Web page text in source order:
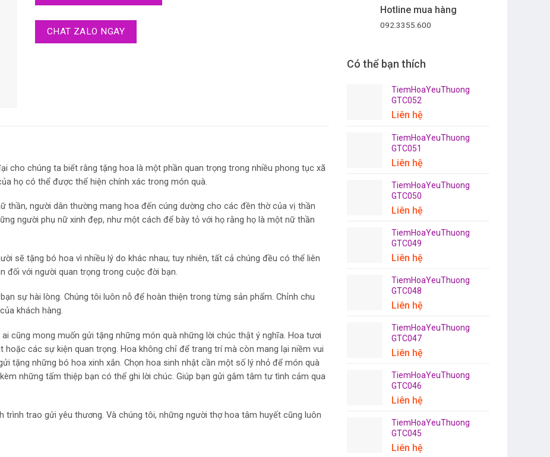
Hotline mua hàng
092.3355.600
Có thể bạn thích
TiemHoaYeuThuong
GTC052
Liên hệ
TiemHoaYeuThuong
GTC051
Liên hệ
TiemHoaYeuThuong
GTC050
Liên hệ
TiemHoaYeuThuong
GTC049
Liên hệ
TiemHoaYeuThuong
GTC048
Liên hệ
TiemHoaYeuThuong
GTC047
Liên hệ
TiemHoaYeuThuong
GTC046
Liên hệ
TiemHoaYeuThuong
GTC045
Liên hệ
CHAT ZALO NGAY
cho chúng ta biết rằng tặng hoa là một phần quan trọng trong nhiều phong tục xã
họ có thể được thể hiện chính xác trong món quà.
thần, người dân thường mang hoa đến cúng dường cho các đền thờ của vị thần
người phụ nữ xinh đẹp, như một cách để bày tỏ với họ rằng họ là một nữ thần
sẽ tặng bó hoa vì nhiều lý do khác nhau; tuy nhiên, tất cả chúng đều có thể liên
đối với người quan trọng trong cuộc đời bạn.
sự hài lòng. Chúng tôi luôn nỗ để hoàn thiện trong từng sản phẩm. Chỉnh chu
khách hàng.
cũng mong muốn gửi tặng những món quà những lời chúc thật ý nghĩa. Hoa tươi
hoặc các sự kiện quan trọng. Hoa không chỉ để trang trí mà còn mang lại niềm vui
tặng những bó hoa xinh xắn. Chọn hoa sinh nhật cần một số lý nhỏ để món quà
những tấm thiệp bạn có thể ghi lời chúc. Giúp bạn gửi gắm tâm tư tình cảm qua
trình trao gửi yêu thương. Và chúng tôi, những người thợ hoa tâm huyết cũng luôn